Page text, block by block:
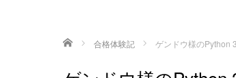
ホーム 合格体験記 ゲンドウ様のPython